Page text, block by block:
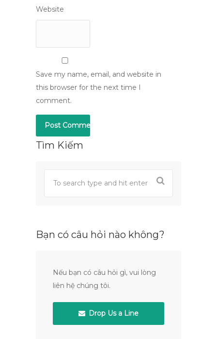
Website
Save my name, email, and website in
this browser for the next time I
comment.
Tìm Kiếm
Bạn có câu hỏi nào không?
Nếu bạn có câu hỏi gì, vui lòng
liên hệ chúng tôi.
Drop Us a Line